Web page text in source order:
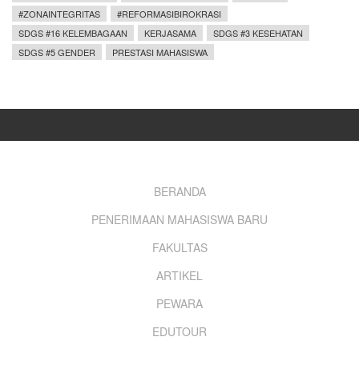
#ZONAINTEGRITAS
#REFORMASIBIROKRASI
SDGS #16 KELEMBAGAAN
KERJASAMA
SDGS #3 KESEHATAN
SDGS #5 GENDER
PRESTASI MAHASISWA
BERANDA
PENERIMAAN MAHASISWA BARU
FAKULTAS
ARTIKEL
PEWARA
EDUTOUR